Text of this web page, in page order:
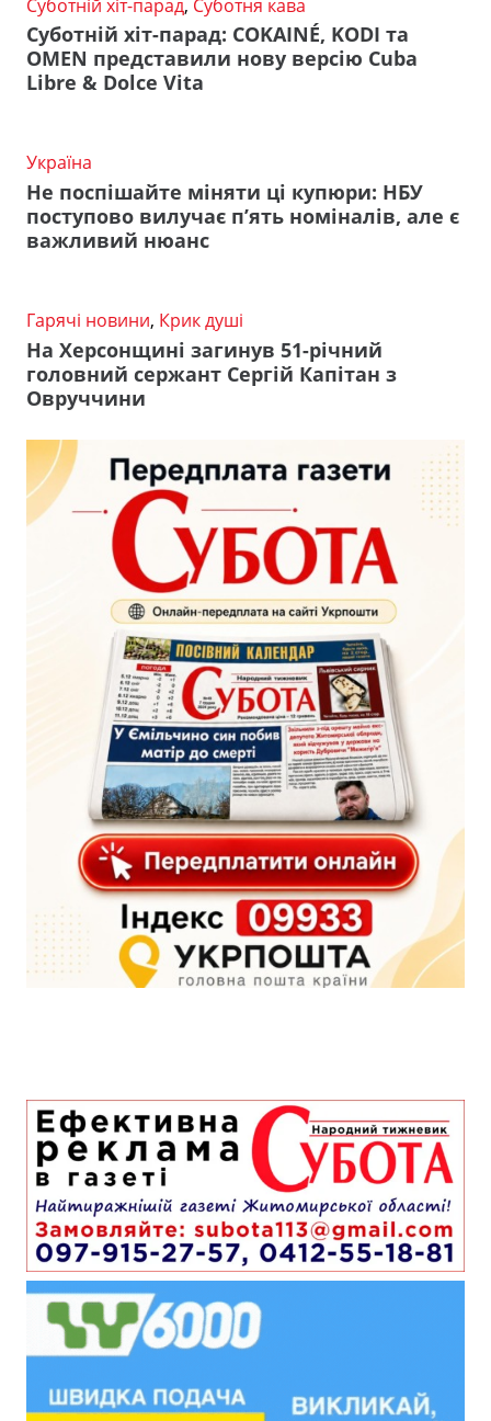
Суботній хіт-парад, Суботня кава
Суботній хіт-парад: COKAINÉ, KODI та
OMEN представили нову версію Cuba
Libre & Dolce Vita
Україна
Не поспішайте міняти ці купюри: НБУ
поступово вилучає п’ять номіналів, але є
важливий нюанс
Гарячі новини, Крик душі
На Херсонщині загинув 51-річний
головний сержант Сергій Капітан з
Овруччини